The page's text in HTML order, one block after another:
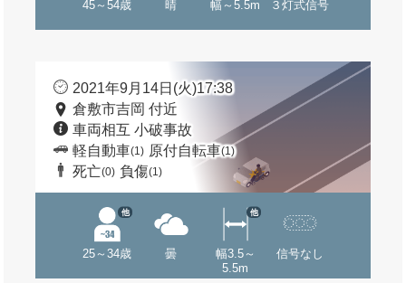
45～54歳 晴 幅～5.5m ３灯式信号
2021年9月14日(火)17:38
倉敷市吉岡 付近
車両相互 小破事故
軽自動車(1) 原付自転車(1)
死亡(0) 負傷(1)
25～34歳
他
曇
幅3.5～
5.5m
他
信号なし